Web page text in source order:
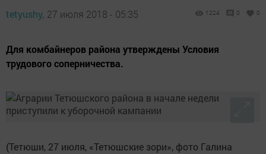
tetyushy, 27 июля 2018 - 05:35 1224 0 0
Для комбайнеров района утверждены Условия
трудового соперничества.
(Тетюши, 27 июля, «Тетюшские зори», фото Галина